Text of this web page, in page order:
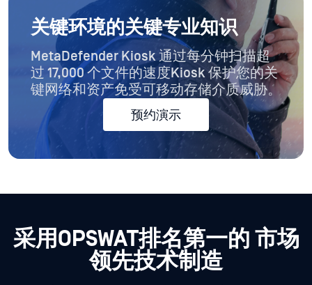
关键环境的关键专业知识
MetaDefender Kiosk 通过每分钟扫描超
过 17,000 个文件的速度Kiosk 保护您的关
键网络和资产免受可移动存储介质威胁。
预约演示
采用OPSWAT排名第一的 市场
领先技术制造